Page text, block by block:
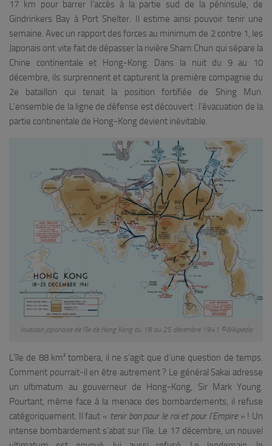
17 km pour barrer l’accès à la partie sud de la péninsule, de
Gindrinkers Bay à Port Shelter. Il estime ainsi pouvoir tenir une
semaine. Avec un rapport des forces au minimum de 2 contre 1, les
Japonais ont vite fait de dépasser la rivière Sham Chun qui sépare la
Chine continentale et Hong-Kong. Dans la nuit du 9 au 10
décembre, ils surprennent et capturent la première compagnie du
2e bataillon qui tenait la position fortifiée de Shing Mun.
L’ensemble de la ligne de défense est découvert : l’évacuation de la
partie continentale de Hong-Kong devient inévitable.
Invasion japonaise de l’île de Hong Kong du 18 au 25 décembre 1941 ©Wikipedia
L’île de 88 km² tombera, il ne s’agit que d’une question de temps.
Comment pourrait-il en être autrement ? Le général Sakai adresse
un ultimatum au gouverneur de Hong-Kong, Sir Mark Young.
Pourtant, même face à la menace des bombardements, il refuse
catégoriquement. Il faut « tenir bon pour le roi et pour l’Empire» ! Un
intense bombardement s’abat sur l’île. Le 17 décembre, un nouvel